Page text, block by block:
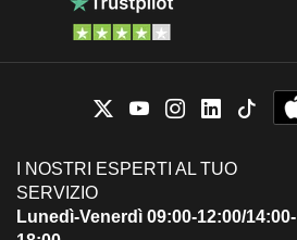
I NOSTRI ESPERTI AL TUO
SERVIZIO
Lunedì-Venerdì 09:00-12:00/14:00-